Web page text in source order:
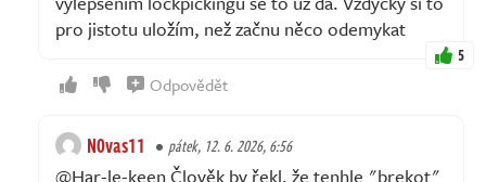
pro jistotu uložím, než začnu něco odemykat
5
Odpovědět
N0vas11 pátek, 12. 6. 2026, 6:56
@Har-le-keen Člověk by řekl, že tenhle "brekot"